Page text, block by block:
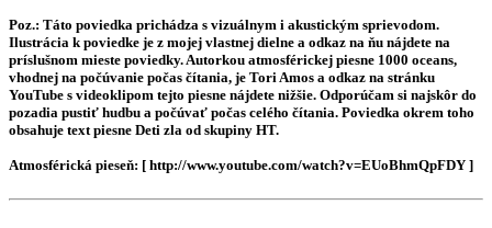
Poz.: Táto poviedka prichádza s vizuálnym i akustickým sprievodom.
Ilustrácia k poviedke je z mojej vlastnej dielne a odkaz na ňu nájdete na
príslušnom mieste poviedky. Autorkou atmosférickej piesne 1000 oceans,
vhodnej na počúvanie počas čítania, je Tori Amos a odkaz na stránku
YouTube s videoklipom tejto piesne nájdete nižšie. Odporúčam si najskôr do
pozadia pustiť hudbu a počúvať počas celého čítania. Poviedka okrem toho
obsahuje text piesne Deti zla od skupiny HT.
Atmosférická pieseň: [ http://www.youtube.com/watch?v=EUoBhmQpFDY ]